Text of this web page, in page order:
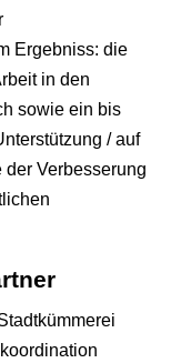
Ergebniss: die
in den
sowie ein bis
/ auf
der Verbesserung